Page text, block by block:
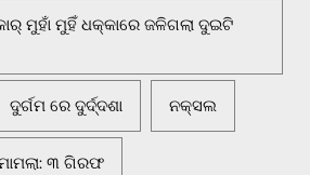
ମୁହାଁ ମୁହିଁ ଧକ୍କାରେ ଜଳିଗଲା ଦୁଇଟି
ଦୁର୍ଗମ ରେ ଦୁର୍ଦ୍ଦଶା ନକ୍ସଲ
୩ ଗିରଫ